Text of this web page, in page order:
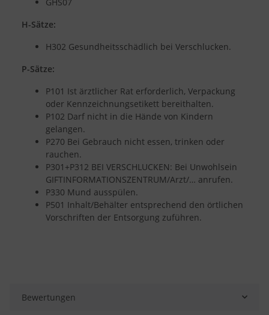
H-Sätze:
H302 Gesundheitsschädlich bei Verschlucken.
P-Sätze:
P101 Ist ärztlicher Rat erforderlich, Verpackung
oder Kennzeichnungsetikett bereithalten.
P102 Darf nicht in die Hände von Kindern
gelangen.
P270 Bei Gebrauch nicht essen, trinken oder
rauchen.
P301+P312 BEI VERSCHLUCKEN: Bei Unwohlsein
GIFTINFORMATIONSZENTRUM/Arzt/… anrufen.
P330 Mund ausspülen.
P501 Inhalt/Behälter entsprechend den örtlichen
Vorschriften der Entsorgung zuführen.
Bewertungen